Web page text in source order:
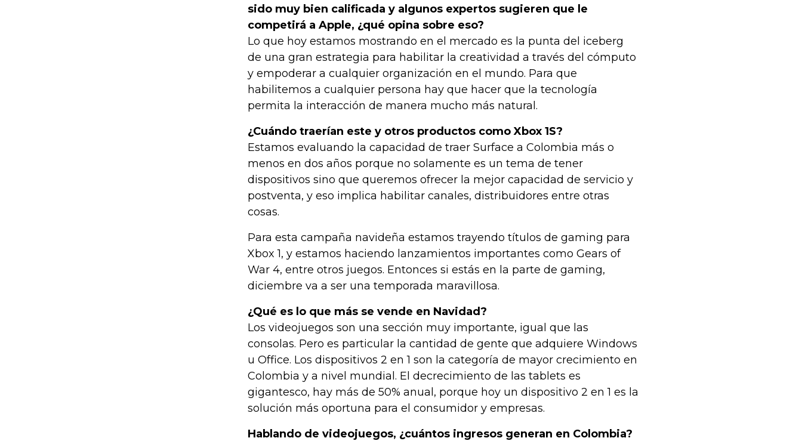
sido muy bien calificada y algunos expertos sugieren que le
competirá a Apple, ¿qué opina sobre eso?
Lo que hoy estamos mostrando en el mercado es la punta del iceberg
de una gran estrategia para habilitar la creatividad a través del cómputo
y empoderar a cualquier organización en el mundo. Para que
habilitemos a cualquier persona hay que hacer que la tecnología
permita la interacción de manera mucho más natural.
¿Cuándo traerían este y otros productos como Xbox 1S?
Estamos evaluando la capacidad de traer Surface a Colombia más o
menos en dos años porque no solamente es un tema de tener
dispositivos sino que queremos ofrecer la mejor capacidad de servicio y
postventa, y eso implica habilitar canales, distribuidores entre otras
cosas.
Para esta campaña navideña estamos trayendo títulos de gaming para
Xbox 1, y estamos haciendo lanzamientos importantes como Gears of
War 4, entre otros juegos. Entonces si estás en la parte de gaming,
diciembre va a ser una temporada maravillosa.
¿Qué es lo que más se vende en Navidad?
Los videojuegos son una sección muy importante, igual que las
consolas. Pero es particular la cantidad de gente que adquiere Windows
u Office. Los dispositivos 2 en 1 son la categoría de mayor crecimiento en
Colombia y a nivel mundial. El decrecimiento de las tablets es
gigantesco, hay más de 50% anual, porque hoy un dispositivo 2 en 1 es la
solución más oportuna para el consumidor y empresas.
Hablando de videojuegos, ¿cuántos ingresos generan en Colombia?